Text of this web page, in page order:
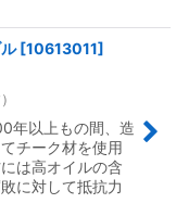
[10613011]
年以上もの間、造
チーク材を使用
は高オイルの含
に対して抵抗力